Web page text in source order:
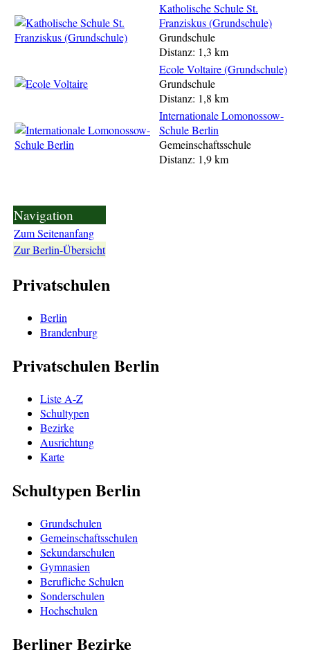
Katholische Schule St.
Franziskus (Grundschule)
Grundschule
Distanz: 1,3 km
Ecole Voltaire (Grundschule)
Grundschule
Distanz: 1,8 km
Internationale Lomonossow-
Schule Berlin
Gemeinschaftsschule
Distanz: 1,9 km
Navigation
Zum Seitenanfang
Zur Berlin-Übersicht
Privatschulen
Berlin
Brandenburg
Privatschulen Berlin
Liste A-Z
Schultypen
Bezirke
Ausrichtung
Karte
Schultypen Berlin
Grundschulen
Gemeinschaftsschulen
Sekundarschulen
Gymnasien
Berufliche Schulen
Sonderschulen
Hochschulen
Berliner Bezirke